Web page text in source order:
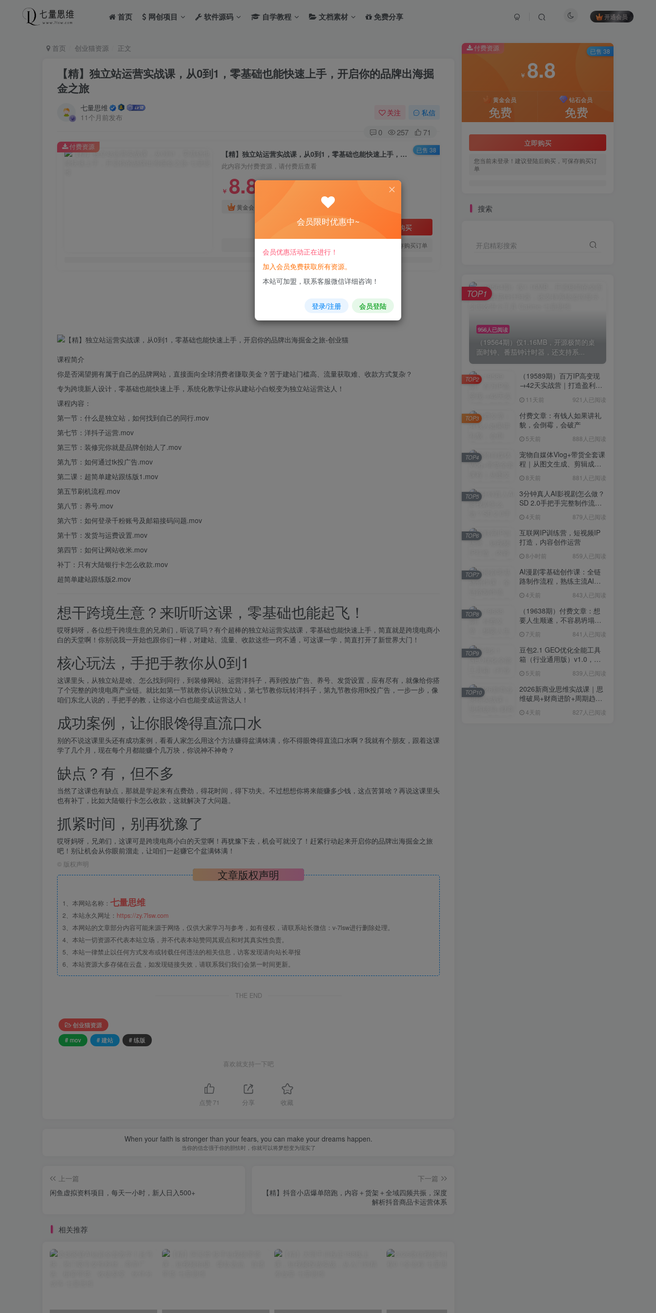
首页 网创项目 软件源码 自学教程 文档素材 免费分享 开通会员
首页 创业猫资源 正文
【精】独立站运营实战课，​从0到1，零基础也能快速上手，开启你的品牌出海掘
金之旅
七量思维
11个月前发布
关注 私信
0 257 71
【精】独立站运营实战课，​从0到1，零基础也能快速上手，开启你的品牌出海掘金之旅
此内容为付费资源，请付费后查看
￥ 8.8
黄金会员 免费
立即购买
您当前未登录！建议登陆后购买，可保存购买订单
付费资源 已售 38
课程简介
你是否渴望拥有属于自己的品牌网站，直接面向全球消费者賺取美金？苦于建站门槛高、流量获取难、收款方式复杂？
专为跨境新人设计，​零基础也能快速上手，系统化教学让你从建站小白蜕变为独立站运营达人！
课程内容：
第一节：什么是独立站，如何找到自己的同行.mov
第七节：洋抖子运营.mov
第三节：装修完你就是品牌创始人了.mov
第九节：如何通过tk投广告.mov
第二课：超简单建站跟练版1.mov
第五节刷机流程.mov
第八节：养号.mov
第六节：如何登录千粉账号及邮箱接码问题.mov
第十节：发货与运费设置.mov
第四节：如何让网站收米.mov
补丁：只有大陆银行卡怎么收款.mov
超简单建站跟练版2.mov
想干跨境生意？来听听这课，零基础也能起飞！
哎呀妈呀，各位想干跨境生意的兄弟们，听说了吗？有个超棒的独立站运营实战课，零基础也能快速上手，简直就是跨境电商小
白的天堂啊！你别说我一开始也跟你们一样，对建站、流量、收款这些一窍不通，可这课一学，简直打开了新世界大门！
核心玩法，手把手教你从0到1
这课里头，从独立站是啥、怎么找到同行，到装修网站、运营洋抖子，再到投放广告、养号、发货设置，应有尽有，就像给你搭
了个完整的跨境电商产业链。就比如第一节就教你认识独立站，第七节教你玩转洋抖子，第九节教你用tk投广告，一步一步，像
咱们东北人说的，手把手的教，让你这小白也能变成运营达人！
成功案例，让你眼馋得直流口水
别的不说这课里头还有成功案例，看看人家怎么用这个方法赚得盆满钵满，你不得眼馋得直流口水啊？我就有个朋友，跟着这课
学了几个月，现在每个月都能赚个几万块，你说神不神奇？
缺点？有，但不多
当然了这课也有缺点，那就是学起来有点费劲，得花时间，得下功夫。不过想想你将来能赚多少钱，这点苦算啥？再说这课里头
也有补丁，比如大陆银行卡怎么收款，这就解决了大问题。
抓紧时间，别再犹豫了
哎呀妈呀，兄弟们，这课可是跨境电商小白的天堂啊！再犹豫下去，机会可就没了！赶紧行动起来开启你的品牌出海掘金之旅
吧！别让机会从你眼前溜走，让咱们一起赚它个盆满钵满！
© 版权声明
文章版权声明
1、本网站名称： 七量思维
2、本站永久网址： https://zy.7lsw.com
3、本网站的文章部分内容可能来源于网络，仅供大家学习与参考，如有侵权，请联系站长微信：v-7lsw进行删除处理。
4、本站一切资源不代表本站立场，并不代表本站赞同其观点和对其真实性负责。
5、本站一律禁止以任何方式发布或转载任何违法的相关信息，访客发现请向站长举报
6、本站资源大多存储在云盘，如发现链接失效，请联系我们我们会第一时间更新。
THE END
创业猫资源
# mov
# 建站 # 练版
喜欢就支持一下吧
点赞 71 分享 收藏
When your faith is stronger than your fears, you can make your dreams happen.
当你的信念强于你的胆怯时，你就可以将梦想变为现实了
上一篇
闲鱼虚拟资料项目，每天一小时，新人日入500+
下一篇
【精】抖音小店爆单陪跑，内容＋货架＋全域四频共振，深度
解析抖音商品卡运营体系
相关推荐
付费资源
￥ 8.8
黄金会员
免费
钻石会员
免费
立即购买
您当前未登录！建议登陆后购买，可保存购买订
单
已售 38
搜索
开启精彩搜索
956人已阅读
（19564期）仅1.16MB，开源极简的桌
面时钟、番茄钟计时器，还支持系...
TOP1
（19589期）百万IP高变现
→42天实战营｜打造盈利赚
域转化批量成交积累客户案
例
11天前 921人已阅读
TOP2
付费文章：有钱人如果讲礼
貌，会倒霉，会破产
5天前 888人已阅读
TOP3
宠物自媒体Vlog+带货全套课
程｜从图文生成、剪辑成片
8天前 881人已阅读
TOP4
3分钟真人AI影视剧怎么做？
SD 2.0手把手完整制作流程
无限生成
4天前 879人已阅读
TOP5
互联网IP训练营，短视频IP
打造，内容创作运营
8小时前 859人已阅读
TOP6
AI漫剧零基础创作课：全链
路制作流程，熟练主流AI工
4天前 843人已阅读
TOP7
（19638期）付费文章：想
要人生顺遂，不容易坍塌，
7天前 841人已阅读
TOP8
豆包2.1 GEO优化全能工具
箱（行业通用版）v1.0，会
景 5天前 839人已阅读
TOP9
2026新商业思维实战课｜思
维破局+财商进阶+周期趋势
度解析全体系
4天前 827人已阅读
TOP10
会员限时优惠中~
会员优惠活动正在进行！
加入会员免费获取所有资源。
本站可加盟，联系客服微信详细咨询！
登录/注册 会员登陆